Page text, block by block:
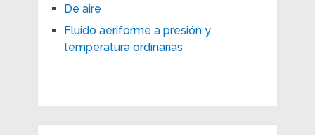
De aire
Fluido aeriforme a presión y
temperatura ordinarias